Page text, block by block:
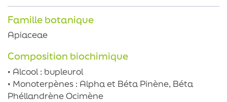
Famille botanique
Apiaceae
Composition biochimique
• Alcool : bupleurol
• Monoterpènes : Alpha et Béta Pinène, Béta
Phéllandrène Ocimène